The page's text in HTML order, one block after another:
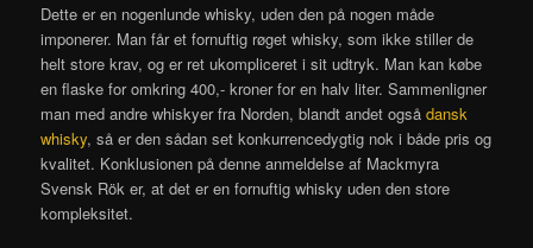
Dette er en nogenlunde whisky, uden den på nogen måde
imponerer. Man får et fornuftig røget whisky, som ikke stiller de
helt store krav, og er ret ukompliceret i sit udtryk. Man kan købe
en flaske for omkring 400,- kroner for en halv liter. Sammenligner
man med andre whiskyer fra Norden, blandt andet ogsådansk
whisky, så er den sådan set konkurrencedygtig nok i både pris og
kvalitet. Konklusionen på denne anmeldelse af Mackmyra
Svensk Rök er, at det er en fornuftig whisky uden den store
kompleksitet.